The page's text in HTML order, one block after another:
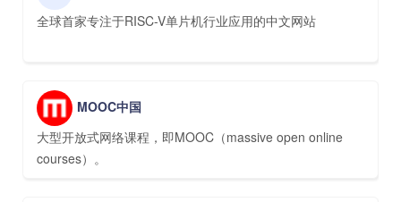
全球首家专注于RISC-V单片机行业应用的中文网站
MOOC中国
大型开放式网络课程，即MOOC（massive open online
courses）。